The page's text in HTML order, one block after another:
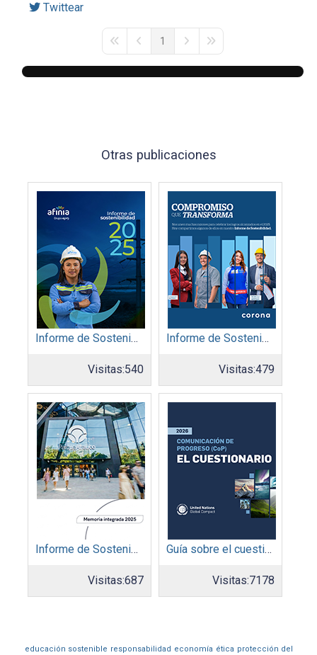
Twittear
First PagePrevious Page
1
Next PageLast Page
Otras publicaciones
Informe de Sostenibilidad 2025: Afinia filial del Grupo EPM
Visitas:540
Informe de Sostenibilidad 2025: Organización Corona
Visitas:479
Informe de Sostenibilidad 2025: Parque Arauco
Visitas:687
Guía sobre el cuestionario: Comunicación de Progreso
Visitas:7178
educación sostenible responsabilidad economía ética protección del